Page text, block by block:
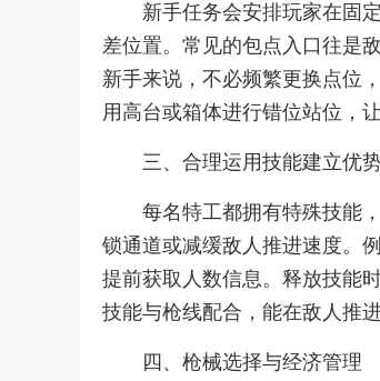
新手任务会安排玩家在固
差位置。常见的包点入口往是
新手来说，不必频繁更换点位
用高台或箱体进行错位站位，
三、合理运用技能建立优
每名特工都拥有特殊技能
锁通道或减缓敌人推进速度。
提前获取人数信息。释放技能
技能与枪线配合，能在敌人推
四、枪械选择与经济管理